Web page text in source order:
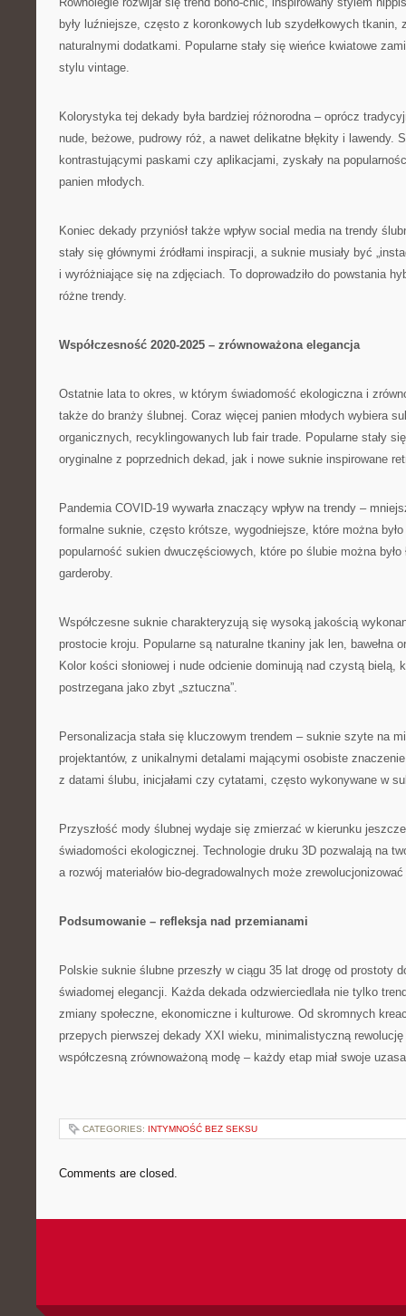
były luźniejsze, często z koronkowych lub szydełkowych tkanin,
naturalnymi dodatkami. Popularne stały się wieńce kwiatowe
stylu vintage.
Kolorystyka tej dekady była bardziej różnorodna – oprócz
nude, beżowe, pudrowy róż, a nawet delikatne błękity i lawendy.
kontrastującymi paskami czy aplikacjami, zyskały na
panien młodych.
Koniec dekady przyniósł także wpływ social media na trendy
stały się głównymi źródłami inspiracji, a suknie musiały być
i wyróżniające się na zdjęciach. To doprowadziło do powstania
różne trendy.
Współczesność 2020-2025 – zrównoważona elegancja
Ostatnie lata to okres, w którym świadomość ekologiczna i
także do branży ślubnej. Coraz więcej panien młodych wybiera
organicznych, recyklingowanych lub fair trade. Popularne stały
oryginalne z poprzednich dekad, jak i nowe suknie inspirowane
Pandemia COVID-19 wywarła znaczący wpływ na trendy –
formalne suknie, często krótsze, wygodniejsze, które można było
popularność sukien dwuczęściowych, które po ślubie można
garderoby.
Współczesne suknie charakteryzują się wysoką jakością
prostocie kroju. Popularne są naturalne tkaniny jak len, bawełna
Kolor kości słoniowej i nude odcienie dominują nad czystą bielą,
postrzegana jako zbyt „sztuczna”.
Personalizacja stała się kluczowym trendem – suknie szyte na
projektantów, z unikalnymi detalami mającymi osobiste
z datami ślubu, inicjałami czy cytatami, często wykonywane w
Przyszłość mody ślubnej wydaje się zmierzać w kierunku
świadomości ekologicznej. Technologie druku 3D pozwalają na
a rozwój materiałów bio-degradowalnych może zrewolucjonizować
Podsumowanie – refleksja nad przemianami
Polskie suknie ślubne przeszły w ciągu 35 lat drogę od prostoty
świadomej elegancji. Każda dekada odzwierciedlała nie tylko
zmiany społeczne, ekonomiczne i kulturowe. Od skromnych
przepych pierwszej dekady XXI wieku, minimalistyczną
współczesną zrównoważoną modę – każdy etap miał swoje
CATEGORIES: INTYMNOŚĆ BEZ SEKSU
Comments are closed.